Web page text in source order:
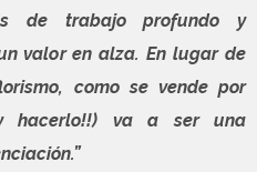
de trabajo profundo y
valor en alza. En lugar de
como se vende por
hacerlo!!) va a ser una